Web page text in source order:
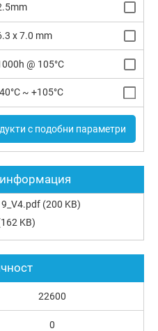
x 7.0 mm
@ 105°C
~ +105°C
с подобни параметри
(200 KB)
KB)
22600
0